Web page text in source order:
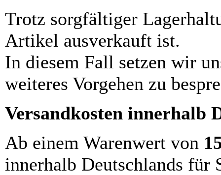
Trotz sorgfältiger
Artikel ausverkauft ist.
In diesem Fall setzen wir
weiteres Vorgehen zu
Versandkosten innerhalb
Ab einem Warenwert von
innerhalb Deutschlands für